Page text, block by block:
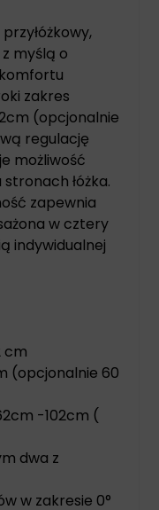
myślą o
zakres
(opcjonalnie
regulację
możliwość
łóżka.
zapewnia
w cztery
indywidualnej
cm
(opcjonalnie 60
-102cm (
dwa z
w zakresie 0°